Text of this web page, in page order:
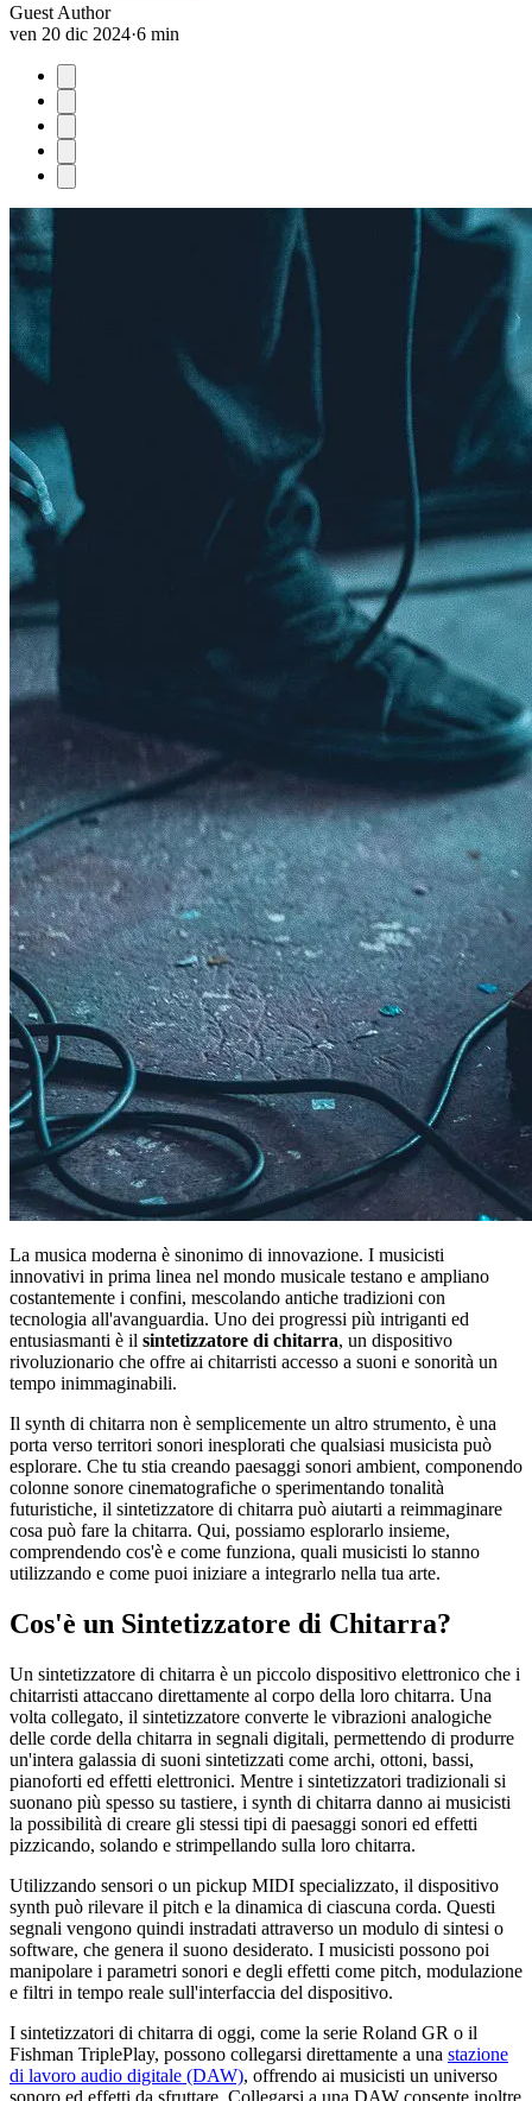
Guest Author
ven 20 dic 2024·6 min
La musica moderna è sinonimo di innovazione. I musicisti
innovativi in prima linea nel mondo musicale testano e ampliano
costantemente i confini, mescolando antiche tradizioni con
tecnologia all'avanguardia. Uno dei progressi più intriganti ed
entusiasmanti è il sintetizzatore di chitarra, un dispositivo
rivoluzionario che offre ai chitarristi accesso a suoni e sonorità un
tempo inimmaginabili.
Il synth di chitarra non è semplicemente un altro strumento, è una
porta verso territori sonori inesplorati che qualsiasi musicista può
esplorare. Che tu stia creando paesaggi sonori ambient, componendo
colonne sonore cinematografiche o sperimentando tonalità
futuristiche, il sintetizzatore di chitarra può aiutarti a reimmaginare
cosa può fare la chitarra. Qui, possiamo esplorarlo insieme,
comprendendo cos'è e come funziona, quali musicisti lo stanno
utilizzando e come puoi iniziare a integrarlo nella tua arte.
Cos'è un Sintetizzatore di Chitarra?
Un sintetizzatore di chitarra è un piccolo dispositivo elettronico che i
chitarristi attaccano direttamente al corpo della loro chitarra. Una
volta collegato, il sintetizzatore converte le vibrazioni analogiche
delle corde della chitarra in segnali digitali, permettendo di produrre
un'intera galassia di suoni sintetizzati come archi, ottoni, bassi,
pianoforti ed effetti elettronici. Mentre i sintetizzatori tradizionali si
suonano più spesso su tastiere, i synth di chitarra danno ai musicisti
la possibilità di creare gli stessi tipi di paesaggi sonori ed effetti
pizzicando, solando e strimpellando sulla loro chitarra.
Utilizzando sensori o un pickup MIDI specializzato, il dispositivo
synth può rilevare il pitch e la dinamica di ciascuna corda. Questi
segnali vengono quindi instradati attraverso un modulo di sintesi o
software, che genera il suono desiderato. I musicisti possono poi
manipolare i parametri sonori e degli effetti come pitch, modulazione
e filtri in tempo reale sull'interfaccia del dispositivo.
I sintetizzatori di chitarra di oggi, come la serie Roland GR o il
Fishman TriplePlay, possono collegarsi direttamente a una stazione
di lavoro audio digitale (DAW), offrendo ai musicisti un universo
sonoro ed effetti da sfruttare. Collegarsi a una DAW consente inoltre